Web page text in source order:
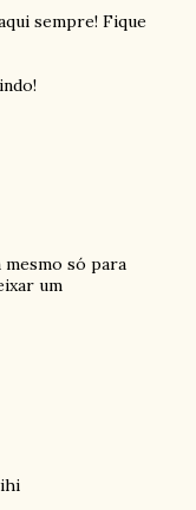
sempre! Fique
só para
um